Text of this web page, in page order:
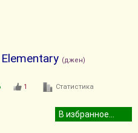
(джен)
1 Статистика